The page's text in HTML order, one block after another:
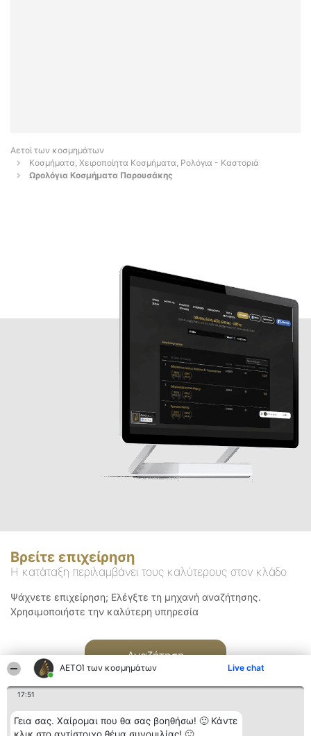
ΑΕΤΟΊ των κοσμημάτων Live chat
17:51
Γεια σας. Χαίρομαι που θα σας βοηθήσω! 🙂 Κάντε
Αετοί των κοσμημάτων
Κοσμήματα, Χειροποίητα Κοσμήματα, Ρολόγια - Καστοριά
Ωρολόγια Κοσμήματα Παρουσάκης
Βρείτε επιχείρηση
Η κατάταξη περιλαμβάνει τους καλύτερους στον κλάδο
Ψάχνετε επιχείρηση; Ελέγξτε τη μηχανή αναζήτησης.
Χρησιμοποιήστε την καλύτερη υπηρεσία
Αναζήτηση